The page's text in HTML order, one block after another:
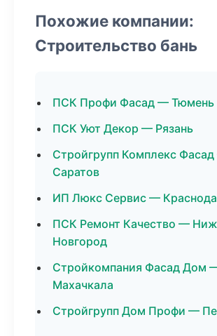
Похожие компании:
Строительство бань
ПСК Профи Фасад — Тюмень
ПСК Уют Декор — Рязань
Стройгрупп Комплекс
Саратов
ИП Люкс Сервис —
ПСК Ремонт Качество —
Новгород
Стройкомпания Фасад Дом
Махачкала
Стройгрупп Дом Профи —